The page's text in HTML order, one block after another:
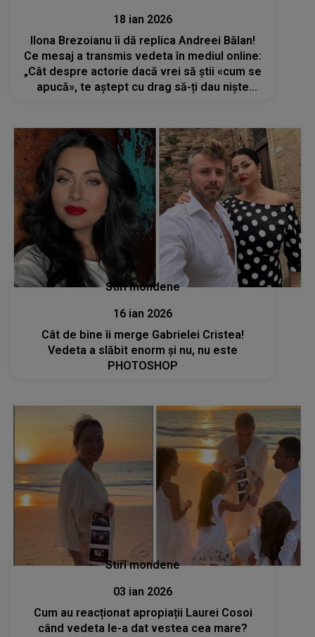
18 ian 2026
Ilona Brezoianu îi dă replica Andreei Bălan!
Ce mesaj a transmis vedeta în mediul online:
„Cât despre actorie dacă vrei să știi «cum se
apucă», te aștept cu drag să-ți dau niște
Stiri mondene
16 ian 2026
Cât de bine îi merge Gabrielei Cristea!
Vedeta a slăbit enorm și nu, nu este
PHOTOSHOP
Stiri mondene
03 ian 2026
Cum au reacționat apropiații Laurei Cosoi
când vedeta le-a dat vestea cea mare?